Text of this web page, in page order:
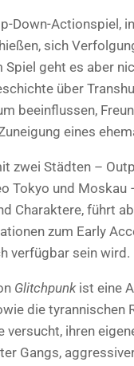
Down-Actionspiel,
sich
Spiel geht es aber
über
beeinflussen,
eines
zwei Städten –
Tokyo und
Charaktere, führt
zum Early
verfügbar sein wird.
Glitchpunkist eine
die tyrannischen
versucht, ihren
Gangs,